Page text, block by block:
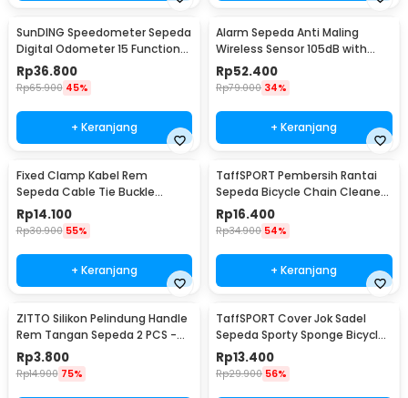
SunDING Speedometer Sepeda
Digital Odometer 15 Function
LCD Display - SD-548B
Rp36.800
Rp65.900 45%
+ Keranjang
Alarm Sepeda Anti Maling
Wireless Sensor 105dB with
Remote Control - TE-168
Rp52.400
Rp79.000 34%
+ Keranjang
Fixed Clamp Kabel Rem
Sepeda Cable Tie Buckle
Organizer 5 PCS
Rp14.100
Rp30.900 55%
+ Keranjang
TaffSPORT Pembersih Rantai
Sepeda Bicycle Chain Cleaner
Scrubber - YHW10-258
Rp16.400
Rp34.900 54%
+ Keranjang
ZITTO Silikon Pelindung Handle
Rem Tangan Sepeda 2 PCS -
M187
Rp3.800
Rp14.900 75%
TaffSPORT Cover Jok Sadel
Sepeda Sporty Sponge Bicycle
Seat Universal - HM847
Rp13.400
Rp29.900 56%